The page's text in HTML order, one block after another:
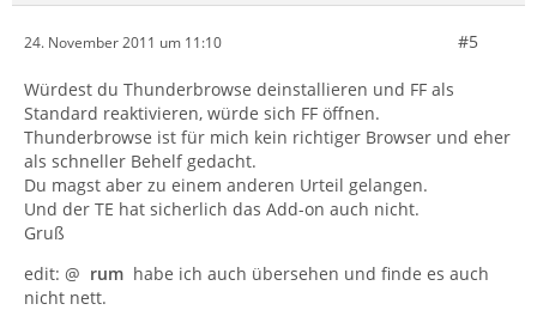
24. November 2011 um 11:10 #5
Würdest du Thunderbrowse deinstallieren und FF als
Standard reaktivieren, würde sich FF öffnen.
Thunderbrowse ist für mich kein richtiger Browser und eher
als schneller Behelf gedacht.
Du magst aber zu einem anderen Urteil gelangen.
Und der TE hat sicherlich das Add-on auch nicht.
Gruß
edit: @ rum habe ich auch übersehen und finde es auch
nicht nett.